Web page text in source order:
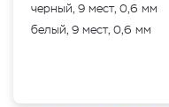
черный, 9 мест, 0,6 мм
белый, 9 мест, 0,6 мм